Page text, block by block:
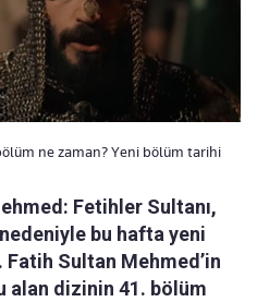
ne zaman? Yeni bölüm tarihi
Fetihler Sultanı,
bu hafta yeni
Sultan Mehmed’in
alan dizinin 41. bölüm